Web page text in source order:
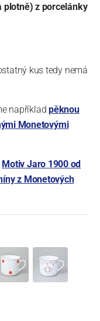
plotně) z porcelánky
kus tedy nemá
napříkladpěknou
Monetovými
Motiv Jaro 1900 od
z Monetových